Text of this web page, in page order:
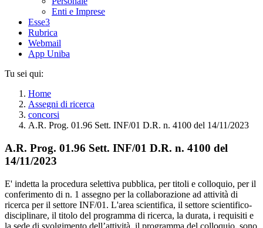
Enti e Imprese
Esse3
Rubrica
Webmail
App Uniba
Tu sei qui:
Home
Assegni di ricerca
concorsi
A.R. Prog. 01.96 Sett. INF/01 D.R. n. 4100 del 14/11/2023
A.R. Prog. 01.96 Sett. INF/01 D.R. n. 4100 del
14/11/2023
E' indetta la procedura selettiva pubblica, per titoli e colloquio, per il
conferimento di n. 1 assegno per la collaborazione ad attività di
ricerca per il settore INF/01. L'area scientifica, il settore scientifico-
disciplinare, il titolo del programma di ricerca, la durata, i requisiti e
la sede di svolgimento dell’attività, il programma del colloquio, sono